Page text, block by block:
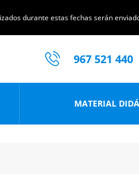
durante estas fechas serán
967 521 440
MATERIAL